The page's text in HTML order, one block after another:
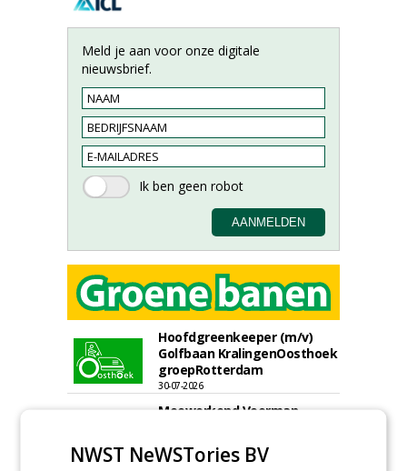
Meld je aan voor onze digitale
nieuwsbrief.
Hoofdgreenkeeper (m/v)
Golfbaan KralingenOosthoek
groepRotterdam
30-07-2026
Meewerkend Voorman
Werkorganisatie BUCH
09-07-2026, Castricum en Uitgeest
NWST NeWSTories BV